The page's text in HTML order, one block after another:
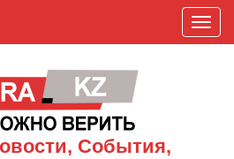
П
о
События,